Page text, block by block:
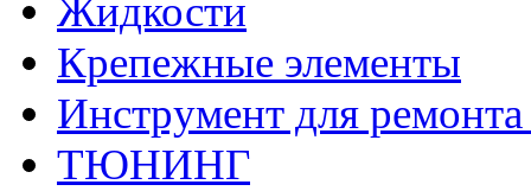
Жидкости
Крепежные элементы
Инструмент для
ТЮНИНГ